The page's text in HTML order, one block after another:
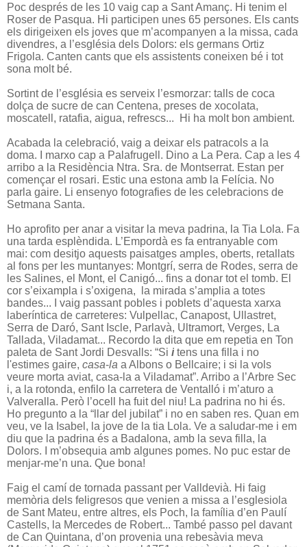
Poc després de les 10 vaig cap a Sant Amanç. Hi tenim el
Roser de Pasqua. Hi participen unes 65 persones. Els cants
els dirigeixen els joves que m’acompanyen a la missa, cada
divendres, a l’església dels Dolors: els germans Ortiz
Frigola. Canten cants que els assistents coneixen bé i tot
sona molt bé.
Sortint de l’església es serveix l’esmorzar: talls de coca
dolça de sucre de can Centena, preses de xocolata,
moscatell, ratafia, aigua, refrescs... Hi ha molt bon ambient.
Acabada la celebració, vaig a deixar els patracols a la
doma. I marxo cap a Palafrugell. Dino a La Pera. Cap a les 4
arribo a la Residència Ntra. Sra. de Montserrat. Estan per
començar el rosari. Estic una estona amb la Felícia. No
parla gaire. Li ensenyo fotografies de les celebracions de
Setmana Santa.
Ho aprofito per anar a visitar la meva padrina, la Tia Lola. Fa
una tarda esplèndida. L’Empordà es fa entranyable com
mai: com desitjo aquests paisatges amples, oberts, retallats
al fons per les muntanyes: Montgrí, serra de Rodes, serra de
les Salines, el Mont, el Canigó... fins a donar tot el tomb. El
cor s’eixampla i s’oxigena, la mirada s’amplia a totes
bandes... I vaig passant pobles i poblets d’aquesta xarxa
laberíntica de carreteres: Vulpellac, Canapost, Ullastret,
Serra de Daró, Sant Iscle, Parlavà, Ultramort, Verges, La
Tallada, Viladamat... Recordo la dita que em repetia en Ton
paleta de Sant Jordi Desvalls: “Si i tens una filla i no
l'estimes gaire, casa-la a Albons o Bellcaire; i si la vols
veure morta aviat, casa-la a Viladamat”. Arribo a l’Arbre Sec
i, a la rotonda, enfilo la carretera de Ventalló i m’aturo a
Valveralla. Però l’ocell ha fuit del niu! La padrina no hi és.
Ho pregunto a la “llar del jubilat” i no en saben res. Quan em
veu, ve la Isabel, la jove de la tia Lola. Ve a saludar-me i em
diu que la padrina és a Badalona, amb la seva filla, la
Dolors. I m’obsequia amb algunes pomes. No puc estar de
menjar-me’n una. Que bona!
Faig el camí de tornada passant per Valldevià. Hi faig
memòria dels feligresos que venien a missa a l’esglesiola
de Sant Mateu, entre altres, els Poch, la família d’en Paulí
Castells, la Mercedes de Robert... També passo pel davant
de Can Quintana, d’on provenia una rebesàvia meva